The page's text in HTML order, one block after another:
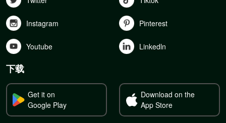
Instagram Pinterest
Youtube Linkedln
下载
Get it on
Google Play
Download on the
App Store